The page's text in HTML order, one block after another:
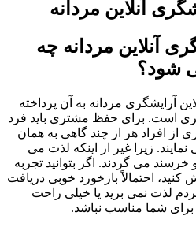
آنلاین مردانه چه
شود؟
آرایشگری مردانه به آن پرداخته
است. برای حفظ مشتری باید فرد
از افراد هر از چند گاهی به همان
زیرا غیر از اینکه لذت می
خرسند می گردند. اگر بتوانید تجربه
احتمالاً بازخورد خوبی دریافت
لذت نمی برید یا خیلی راحت
شما مناسب نباشد.